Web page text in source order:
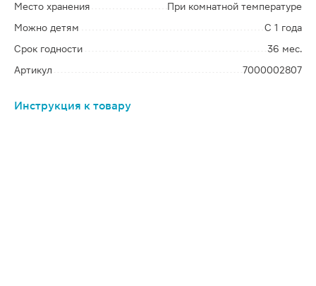
Место хранения
При комнатной температуре
Можно детям
С 1 года
Срок годности
36 мес.
Артикул
7000002807
Инструкция к товару